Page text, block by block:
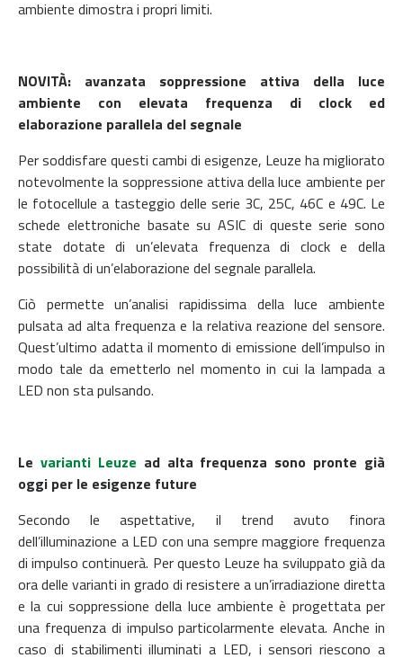
ambiente dimostra i propri limiti.
NOVITÀ: avanzata soppressione attiva della luce
ambiente con elevata frequenza di clock ed
elaborazione parallela del segnale
Per soddisfare questi cambi di esigenze, Leuze ha migliorato
notevolmente la soppressione attiva della luce ambiente per
le fotocellule a tasteggio delle serie 3C, 25C, 46C e 49C. Le
schede elettroniche basate su ASIC di queste serie sono
state dotate di un’elevata frequenza di clock e della
possibilità di un’elaborazione del segnale parallela.
Ciò permette un’analisi rapidissima della luce ambiente
pulsata ad alta frequenza e la relativa reazione del sensore.
Quest’ultimo adatta il momento di emissione dell’impulso in
modo tale da emetterlo nel momento in cui la lampada a
LED non sta pulsando.
Le varianti Leuze ad alta frequenza sono pronte già
oggi per le esigenze future
Secondo le aspettative, il trend avuto finora
dell’illuminazione a LED con una sempre maggiore frequenza
di impulso continuerà. Per questo Leuze ha sviluppato già da
ora delle varianti in grado di resistere a un’irradiazione diretta
e la cui soppressione della luce ambiente è progettata per
una frequenza di impulso particolarmente elevata. Anche in
caso di stabilimenti illuminati a LED, i sensori riescono a